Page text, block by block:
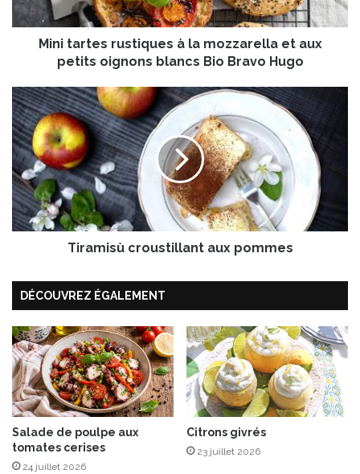
t
e
s
t
i
q
u
e
s
à
l
o
z
a
r
e
l
l
a
e
t
a
Mini tartes rustiques à la mozzarella et aux
petits oignons blancs Bio Bravo Hugo
T
i
r
a
m
i
s
ù
c
u
i
l
l
a
n
t
a
u
x
Tiramisù croustillant aux pommes
DÉCOUVREZ ÉGALEMENT
Salade de poulpe aux
tomates cerises
24 juillet 2026
Citrons givrés
23 juillet 2026